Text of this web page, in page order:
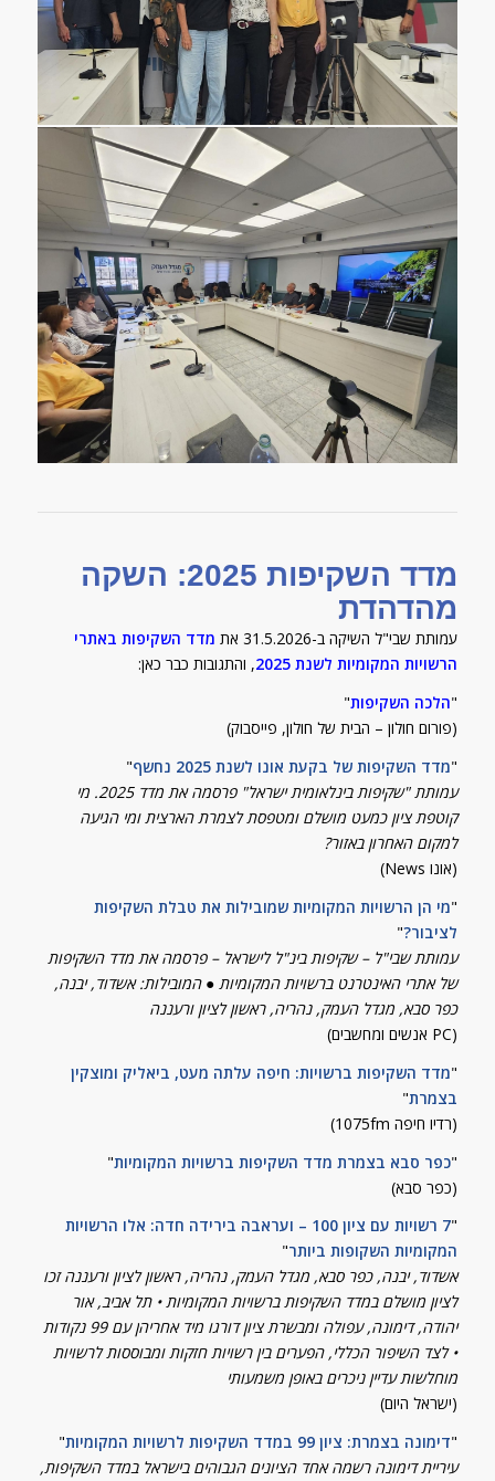
מדד השקיפות 2025: השקה
מהדהדת
עמותת שבי"ל השיקה ב-31.5.2026 את
מדד השקיפות באתרי
הרשויות המקומיות לשנת 2025
, והתגובות כבר כאן:
"הלכה השקיפות"
(פורום חולון – הבית של חולון, פייסבוק)
"מדד השקיפות של בקעת אונו לשנת 2025 נחשף
"
עמותת "שקיפות בינלאומית ישראל" פרסמה את מדד 2025. מי
קוטפת ציון כמעט מושלם ומטפסת לצמרת הארצית ומי הגיעה
למקום האחרון באזור?
(אונו News)
"מי הן הרשויות המקומיות שמובילות את טבלת השקיפות
לציבור?"
עמותת שבי"ל – שקיפות בינ"ל לישראל – פרסמה את מדד השקיפות
של אתרי האינטרנט ברשויות המקומיות ● המובילות: אשדוד, יבנה,
כפר סבא, מגדל העמק, נהריה, ראשון לציון ורעננה
(PC אנשים ומחשבים)
"מדד השקיפות ברשויות: חיפה עלתה מעט, ביאליק ומוצקין
בצמרת"
(רדיו חיפה 1075fm)
"כפר סבא בצמרת מדד השקיפות ברשויות המקומיות"
(כפר סבא)
"
7 רשויות עם ציון 100 – ועראבה בירידה חדה: אלו הרשויות
המקומיות השקופות ביותר"
אשדוד, יבנה, כפר סבא, מגדל העמק, נהריה, ראשון לציון ורעננה זכו
לציון מושלם במדד השקיפות ברשויות המקומיות • תל אביב, אור
יהודה, דימונה, עפולה ומבשרת ציון דורגו מיד אחריהן עם 99 נקודות
• לצד השיפור הכללי, הפערים בין רשויות חזקות ומבוססות לרשויות
מוחלשות עדיין ניכרים באופן משמעותי
(ישראל היום)
"דימונה בצמרת: ציון 99 במדד השקיפות לרשויות המקומיות
"
עיריית דימונה רשמה אחד הציונים הגבוהים בישראל במדד השקיפות,